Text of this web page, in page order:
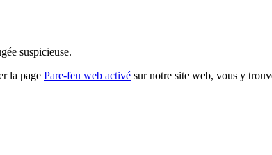
suspicieuse.
la page Pare-feu web activé sur notre site web, vous y